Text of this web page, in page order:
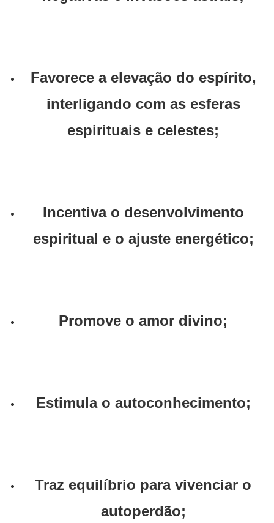
Favorece a elevação do espírito,
interligando com as esferas
espirituais e celestes;
Incentiva o desenvolvimento
espiritual e o ajuste energético;
Promove o amor divino;
Estimula o autoconhecimento;
Traz equilíbrio para vivenciar o
autoperdão;